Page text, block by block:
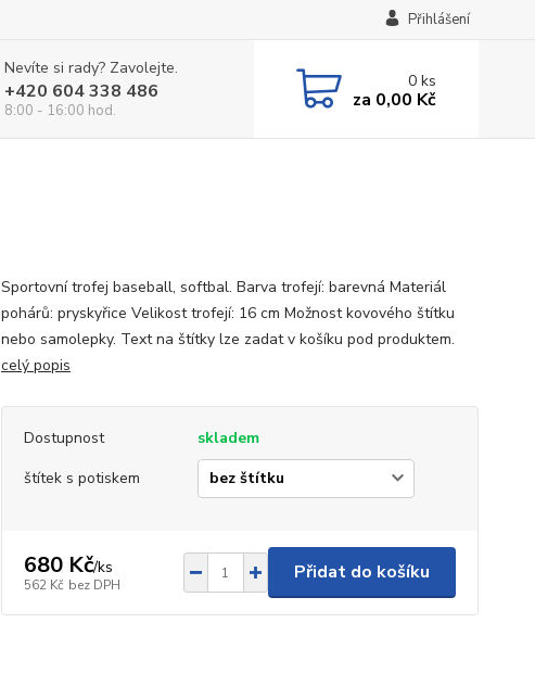
Přihlášení
Nevíte si rady? Zavolejte.
+420 604 338 486
8:00 - 16:00 hod.
0ks
za 0,00 Kč
Sportovní trofej baseball, softbal. Barva trofejí: barevná Materiál
pohárů: pryskyřice Velikost trofejí: 16 cm Možnost kovového štítku
nebo samolepky. Text na štítky lze zadat v košíku pod produktem.
celý popis
Dostupnost
skladem
štítek s potiskem
680 Kč/ks
562 Kč bez DPH
Přidat do košíku